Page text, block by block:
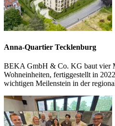
Anna-Quartier Tecklenburg
BEKA GmbH & Co. KG baut vier
Wohneinheiten, fertiggestellt in
wichtigen Meilenstein in der